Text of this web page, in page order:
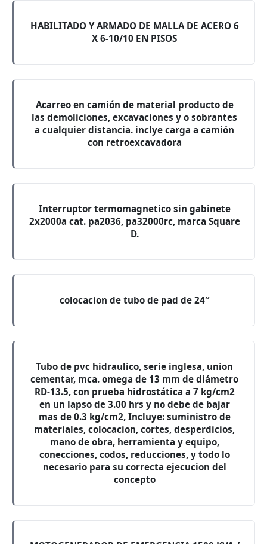
HABILITADO Y ARMADO DE MALLA DE ACERO 6
X 6-10/10 EN PISOS
Acarreo en camión de material producto de
las demoliciones, excavaciones y o sobrantes
a cualquier distancia. inclye carga a camión
con retroexcavadora
Interruptor termomagnetico sin gabinete
2x2000a cat. pa2036, pa32000rc, marca Square
D.
colocacion de tubo de pad de 24″
Tubo de pvc hidraulico, serie inglesa, union
cementar, mca. omega de 13 mm de diámetro
RD-13.5, con prueba hidrostática a 7 kg/cm2
en un lapso de 3.00 hrs y no debe de bajar
mas de 0.3 kg/cm2, Incluye: suministro de
materiales, colocacion, cortes, desperdicios,
mano de obra, herramienta y equipo,
conecciones, codos, reducciones, y todo lo
necesario para su correcta ejecucion del
concepto